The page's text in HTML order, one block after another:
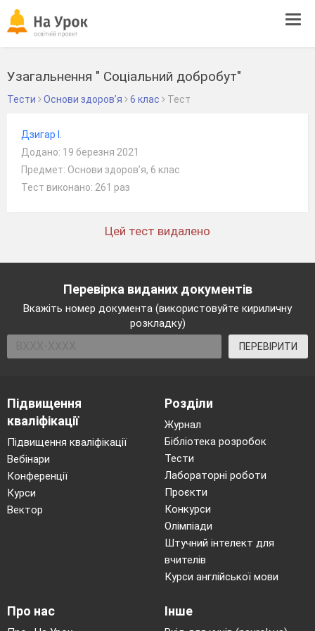
Узагальнення " Соціальний добробут"
Тести Основи здоров’я 6 клас Тест
Дзигар І.
Додано: 19 березня 2021
Предмет: Основи здоров’я, 6 клас
Тест виконано: 261 раз
Цей тест видалено
Перевірка виданих документів
Вкажіть номер документа (використовуйте кириличну
розкладку)
ПЕРЕВІРИТИ
Підвищення
кваліфікації
Підвищення кваліфікації
Вебінари
Конференції
Курси
Вектор
Розділи
Журнал
Бібліотека розробок
Тести
Лабораторні роботи
Проєкти
Конкурси
Олімпіади
Штучний інтелект для
вчителів
Курси англійської мови
Про нас Інше